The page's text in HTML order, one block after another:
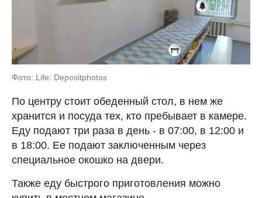
Фото: Life: Depositphotos
По центру стоит обеденный стол, в нем же
хранится и посуда тех, кто пребывает в камере.
Еду подают три раза в день - в 07:00, в 12:00 и
в 18:00. Ее подают заключенным через
специальное окошко на двери.
Также еду быстрого приготовления можно